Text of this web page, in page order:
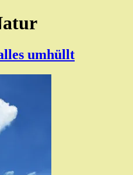
umhüllt